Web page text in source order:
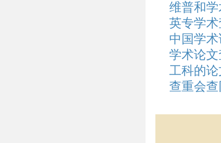
维普和
英专学
中国学
学术论
工科的
查重会